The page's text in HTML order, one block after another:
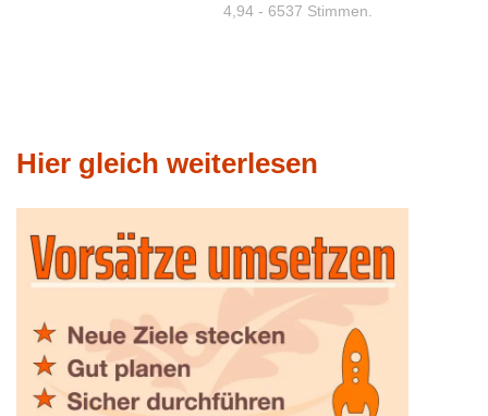
4,94 - 6537 Stimmen.
Hier gleich weiterlesen